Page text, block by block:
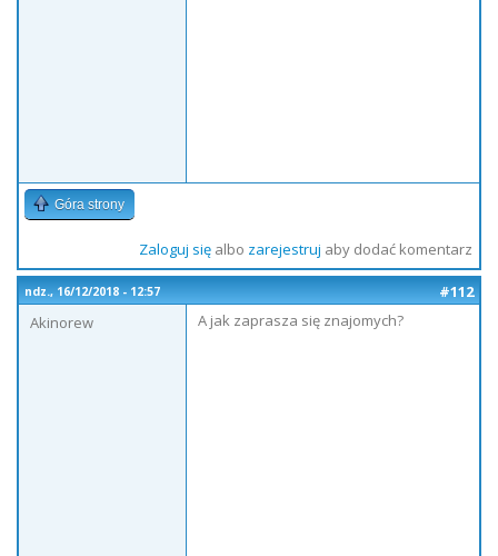
Góra strony
Zaloguj sięalbo zarejestruj aby dodać komentarz
ndz., 16/12/2018 - 12:57
#112
Akinorew
A jak zaprasza się znajomych?